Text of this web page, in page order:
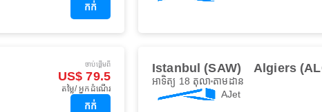
កក់
ចាប់ផ្ដើមពី
US$ 79.5
តម្លៃ/ អ្នកដំណើរ
កក់
Istanbul (SAW) Algiers
អាទិត្យ 18 តុលា តាមដាន
AJet